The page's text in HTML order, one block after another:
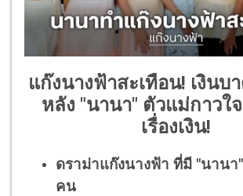
แก๊งนางฟ้าสะเทือน! เงินบ
หลัง "นานา" ตัวแม่กาวใ
เรื่องเงิน!
ดราม่าแก๊งนางฟ้า ที่มี "นานา
คน